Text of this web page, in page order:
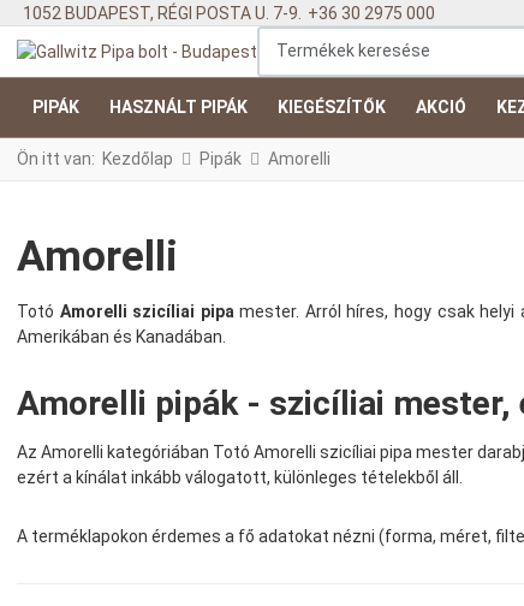
1052 BUDAPEST, RÉGI POSTA U. 7-9.
+36 30 2975 000
PIPÁK HASZNÁLT PIPÁK KIEGÉSZÍTŐK AKCIÓ
Ön itt van: Kezdőlap Pipák Amorelli
Amorelli
Totó Amorelli szicíliai pipa mester. Arról híres, hogy csak
Amerikában és Kanadában.
Amorelli pipák - szicíliai mester,
Az Amorelli kategóriában Totó Amorelli szicíliai pipa mester
ezért a kínálat inkább válogatott, különleges tételekből áll.
A terméklapokon érdemes a fő adatokat nézni (forma, méret,